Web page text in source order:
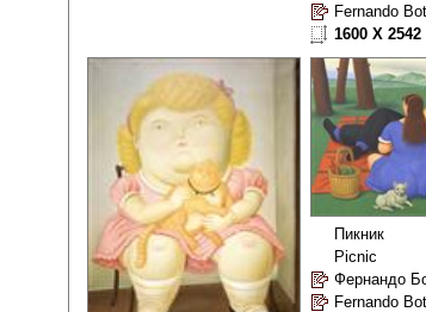
Fernando
1600 X 2542
Пикник
Picnic
Фернандо
Fernando